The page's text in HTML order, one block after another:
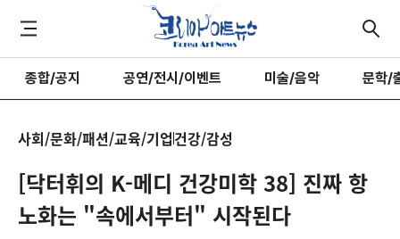
종합/공지 공연/전시/이벤트 미술/음악 문학/
사회/문화/패션/교육/기업건강/감성
[닥터휘의 K-메디 건강미학 38] 진짜 항
노화는 "속에서부터" 시작된다